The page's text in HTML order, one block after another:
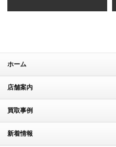
ホーム
店舗案内
買取事例
新着情報